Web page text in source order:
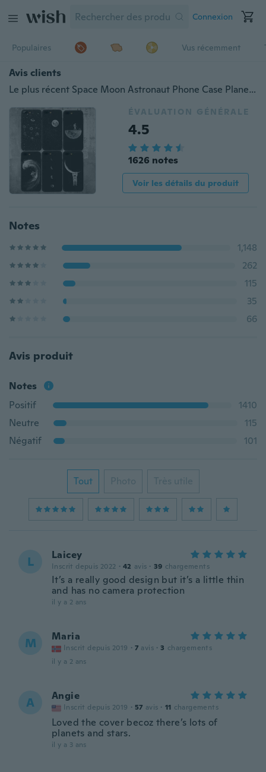
Connexion
Populaires Vus récemment
Avis clients
Le plus récent Space Moon Astronaut Phone Case Planet Star Coque Arrière Givrée pour Samsung Galaxy A7 2018 J6 Plus A70 2019 A50 2019 A30 2019 S10 Plus A6 / Xiaomi Redmi K20 K20 Pro / iPhone XS Max XS XR 8 8 Plus 7 7 Plus 6 Huawei P20 Lite 2019 P30 Lite P Smart 2019 Y5 (2019 Y7 2019 Mate 20 Lite)
ÉVALUATION GÉNÉRALE
4.5
1626 notes
Voir les détails du produit
Notes
1,148
262
115
35
66
Avis produit
Notes
Positif
1410
Neutre
115
Négatif
101
Tout Photo Très utile
L Laicey
Inscrit depuis 2022 · 42 avis · 39 chargements
It’s a really good design but it’s a little thin
and has no camera protection
il y a 2 ans
M Maria
Inscrit depuis 2019 · 7 avis · 3 chargements
il y a 2 ans
A Angie
Inscrit depuis 2019 · 57 avis · 11 chargements
Loved the cover becoz there’s lots of
planets and stars.
il y a 3 ans